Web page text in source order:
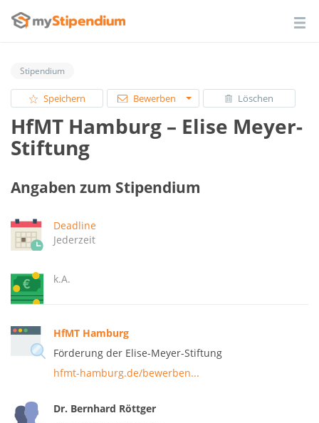
Stipendium
Speichern Bewerben Löschen
HfMT Hamburg – Elise Meyer-
Stiftung
Angaben zum Stipendium
Deadline
Jederzeit
k.A.
HfMT Hamburg
Förderung der Elise-Meyer-Stiftung
hfmt-hamburg.de/bewerben...
Dr. Bernhard Röttger